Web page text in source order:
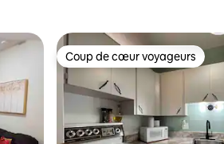
Coup de cœur voyageurs
Coup de cœur voyageurs